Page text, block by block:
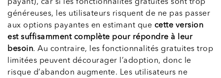
payant), car si les fonctionnalités gratuites sont trop
généreuses, les utilisateurs risquent de ne pas passer
aux options payantes en estimant que cette version
est suffisamment complète pour répondre à leur
besoin. Au contraire, les fonctionnalités gratuites trop
limitées peuvent décourager l’adoption, donc le
risque d’abandon augmente. Les utilisateurs ne